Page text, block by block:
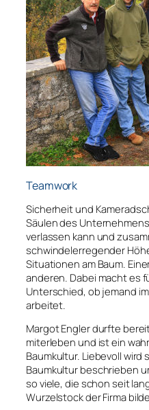
Teamwork
Sicherheit und
Säulen des
verlassen kann und
schwindelerregender
Situationen am Baum.
anderen. Dabei macht es
Unterschied, ob jemand
arbeitet.
Margot Engler durfte
miterleben und ist ein
Baumkultur. Liebevoll wird
Baumkultur beschrieben
so viele, die schon seit
Wurzelstock der Firma